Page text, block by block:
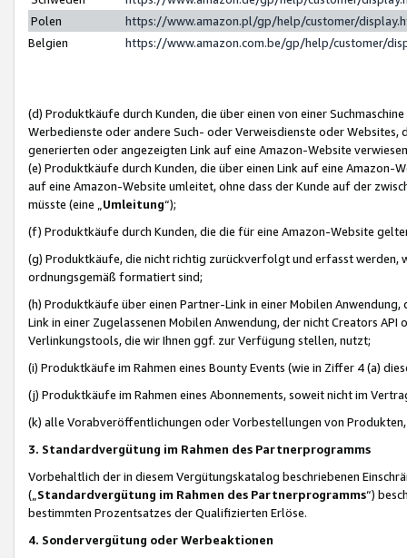
Polen
https://www.amazon.pl/gp/help/customer/
Belgien
https://www.amazon.com.be/gp/help/customer/
(d) Produktkäufe durch Kunden, die über einen von einer
Werbedienste oder andere Such- oder Verweisdienste oder Websites,
generierten oder angezeigten Link auf eine Amazon-Website
(e) Produktkäufe durch Kunden, die über einen Link auf eine
auf eine Amazon-Website umleitet, ohne dass der Kunde auf der
müsste (eine „ Umleitung“);
(f) Produktkäufe durch Kunden, die die für eine Amazon-Website
(g) Produktkäufe, die nicht richtig zurückverfolgt und erfasst werden,
ordnungsgemäß formatiert sind;
(h) Produktkäufe über einen Partner-Link in einer Mobilen
Link in einer Zugelassenen Mobilen Anwendung, der nicht Creators
Verlinkungstools, die wir Ihnen ggf. zur Verfügung stellen, nutzt;
(i) Produktkäufe im Rahmen eines Bounty Events (wie in Ziffer 4 (a)
(j) Produktkäufe im Rahmen eines Abonnements, soweit nicht im
(k) alle Vorabveröffentlichungen oder Vorbestellungen von
3. Standardvergütung im Rahmen des Partnerprogramms
Vorbehaltlich der in diesem Vergütungskatalog beschriebenen
(„ Standardvergütung im Rahmen des Partnerprogramms“)
bestimmten Prozentsatzes der Qualifizierten Erlöse.
4. Sondervergütung oder Werbeaktionen